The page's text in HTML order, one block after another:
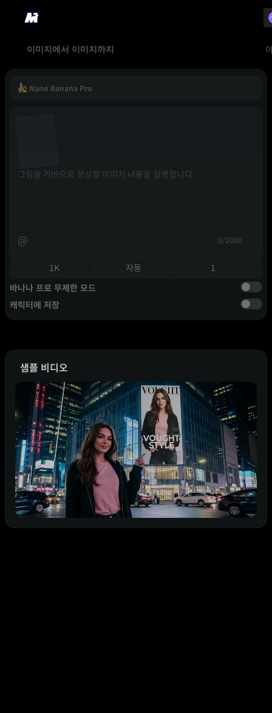
이미지에서 이미지까지
Nano Banana Pro
@ 0/2000
1K 자동
1
바나나 프로 무제한 모드
캐릭터에 저장
샘플 비디오